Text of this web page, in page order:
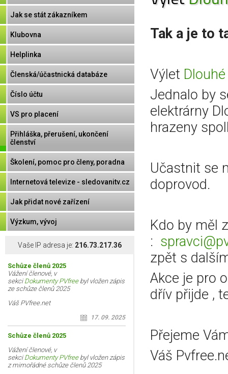
Jak se stát zákazníkem
Klubovna
Helplinka
Členská/účastnická databáze
Číslo účtu
VS pro placení
Přihláška, přerušení, ukončení
členství
Školení, pomoc pro členy, poradna
Internetová televize - sledovanitv.cz
Jak přidat nové zařízení
Výzkum, vývoj
Vaše IP adresa je: 216.73.217.36
Schůze členů 2025
Vážení členové, v
sekci Dokumenty PVfreebyl vložen zápis
ze schůze členů 2025
Váš PVfree.net
17. 09. 2025
Schůze členů 2025
Vážení členové, v
sekci Dokumenty PVfreebyl vložen zápis
z mimořádné schůze členů 2025
Tak a je to
Výlet
Jednalo by
elektrárny
hrazeny
Učastnit se
doprovod.
Kdo by měl
:
zpět s
Akce je pro
dřív přijde ,
Přejeme
Váš